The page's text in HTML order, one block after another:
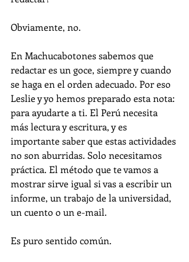
Obviamente, no.
En Machucabotones sabemos que
redactar es un goce, siempre y cuando
se haga en el orden adecuado. Por eso
Leslie y yo hemos preparado esta nota:
para ayudarte a ti. El Perú necesita
más lectura y escritura, y es
importante saber que estas actividades
no son aburridas. Solo necesitamos
práctica. El método que te vamos a
mostrar sirve igual si vas a escribir un
informe, un trabajo de la universidad,
un cuento o un e-mail.
Es puro sentido común.